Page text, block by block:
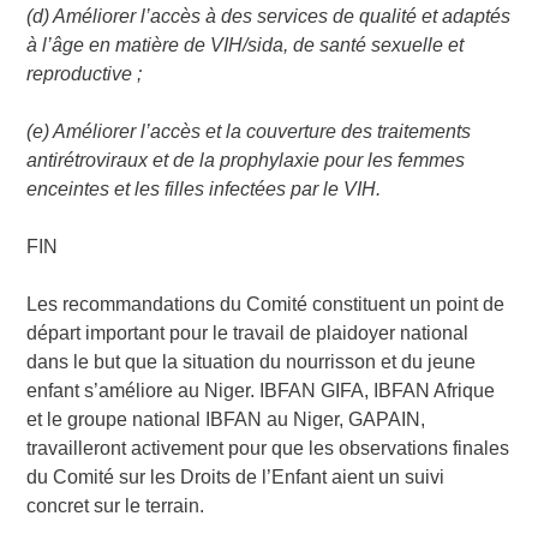
(d) Améliorer l’accès à des services de qualité et adaptés
à l’âge en matière de VIH/sida, de santé sexuelle et
reproductive ;
(e) Améliorer l’accès et la couverture des traitements
antirétroviraux et de la prophylaxie pour les femmes
enceintes et les filles infectées par le VIH.
FIN
Les recommandations du Comité constituent un point de
départ important pour le travail de plaidoyer national
dans le but que la situation du nourrisson et du jeune
enfant s’améliore au Niger. IBFAN GIFA, IBFAN Afrique
et le groupe national IBFAN au Niger, GAPAIN,
travailleront activement pour que les observations finales
du Comité sur les Droits de l’Enfant aient un suivi
concret sur le terrain.